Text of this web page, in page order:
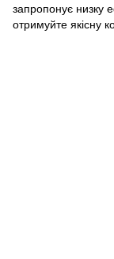
запропонує низку
отримуйте якісну